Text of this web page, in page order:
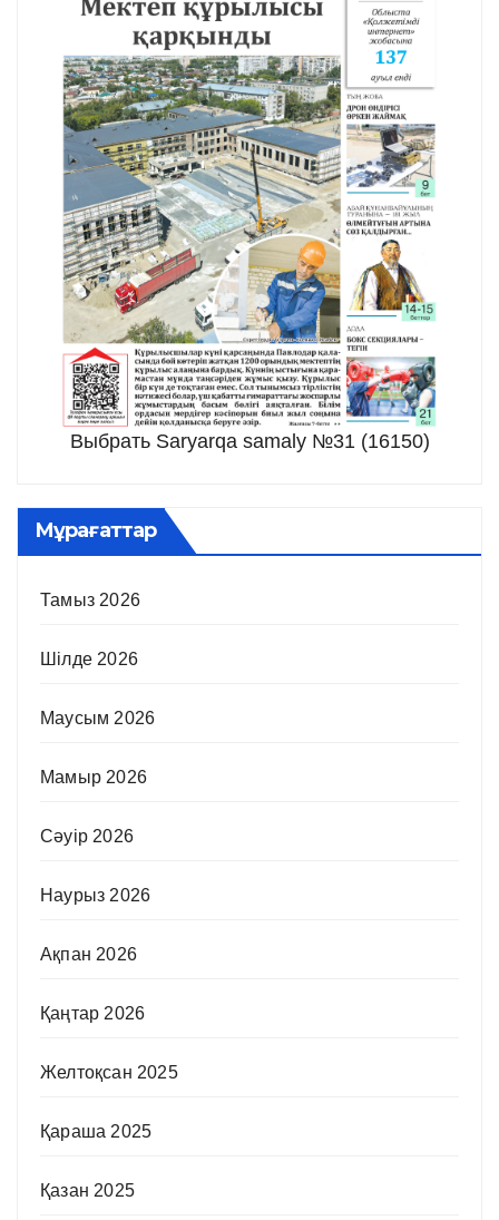
Выбрать Saryarqa samaly №31 (16150)
Мұрағаттар
Тамыз 2026
Шілде 2026
Маусым 2026
Мамыр 2026
Сәуір 2026
Наурыз 2026
Ақпан 2026
Қаңтар 2026
Желтоқсан 2025
Қараша 2025
Қазан 2025